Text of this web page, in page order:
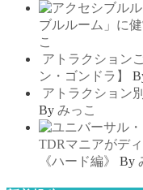
ブルルーム」に
こ
アトラクション
ン・ゴンドラ】
アトラクション
By みっこ
TDRマニアがデ
《ハード編》
By